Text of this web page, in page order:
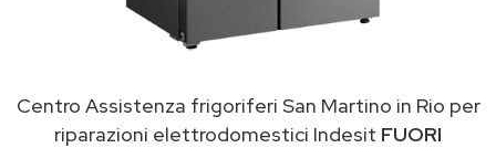
Centro Assistenza frigoriferi San Martino in Rio per
riparazioni elettrodomestici Indesit FUORI